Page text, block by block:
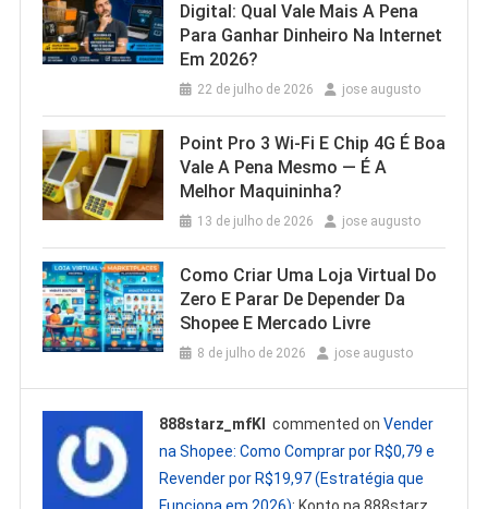
Digital: Qual Vale Mais A Pena
Para Ganhar Dinheiro Na Internet
Em 2026?
22 de julho de 2026 jose augusto
Point Pro 3 Wi‑Fi E Chip 4G É Boa
Vale A Pena Mesmo — É A
Melhor Maquininha?
13 de julho de 2026 jose augusto
Como Criar Uma Loja Virtual Do
Zero E Parar De Depender Da
Shopee E Mercado Livre
8 de julho de 2026 jose augusto
888starz_mfKl commented onVender
na Shopee: Como Comprar por R$0,79 e
Revender por R$19,97 (Estratégia que